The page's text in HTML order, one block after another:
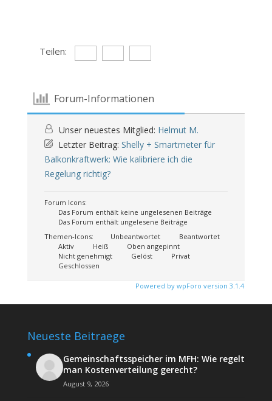
Teilen:
Forum-Informationen
Unser neuestes Mitglied: Helmut M.
Letzter Beitrag: Shelly + Smartmeter für
Balkonkraftwerk: Wie kalibriere ich die
Regelung richtig?
Forum Icons:
Das Forum enthält keine ungelesenen Beiträge
Das Forum enthält ungelesene Beiträge
Themen-Icons:
Unbeantwortet
Beantwortet
Aktiv
Heiß
Oben angepinnt
Nicht genehmigt
Gelöst
Privat
Geschlossen
Powered by wpForo version 3.1.4
Neueste Beitraege
Gemeinschaftsspeicher im MFH: Wie regelt
man Kostenverteilung gerecht?
August 9, 2026